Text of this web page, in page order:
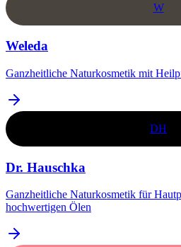
W
Weleda
Ganzheitliche Naturkosmetik mit
DH
Dr. Hauschka
Ganzheitliche Naturkosmetik für
hochwertigen Ölen​